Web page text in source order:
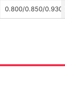
0.800/0.850/0.930